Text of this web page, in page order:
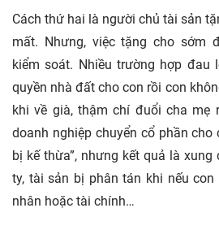
Cách thứ hai là người chủ tài sản
mất. Nhưng, việc tặng cho sớm
kiểm soát. Nhiều trường hợp đau
quyền nhà đất cho con rồi con
khi về già, thậm chí đuổi cha mẹ
doanh nghiệp chuyển cổ phần cho
bị kế thừa”, nhưng kết quả là
ty, tài sản bị phân tán khi nếu
nhân hoặc tài chính…